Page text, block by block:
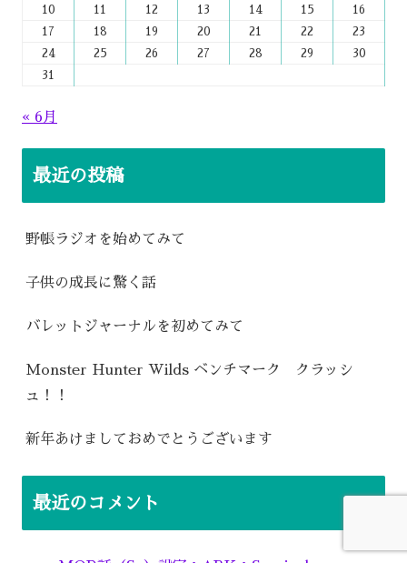
10
11 12 13 14 15
16
17
18 19 20 21 22
23
24
25 26 27 28 29
30
31
« 6月
最近の投稿
野帳ラジオを始めてみて
子供の成長に驚く話
バレットジャーナルを初めてみて
Monster Hunter Wilds ベンチマーク クラッシ
ュ！！
新年あけましておめでとうございます
最近のコメント